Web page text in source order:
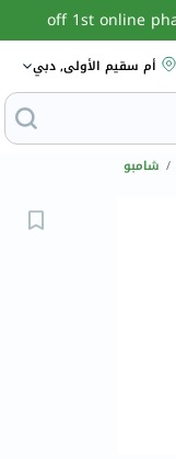
أم سقيم الأولى, دبي
/ شامبو